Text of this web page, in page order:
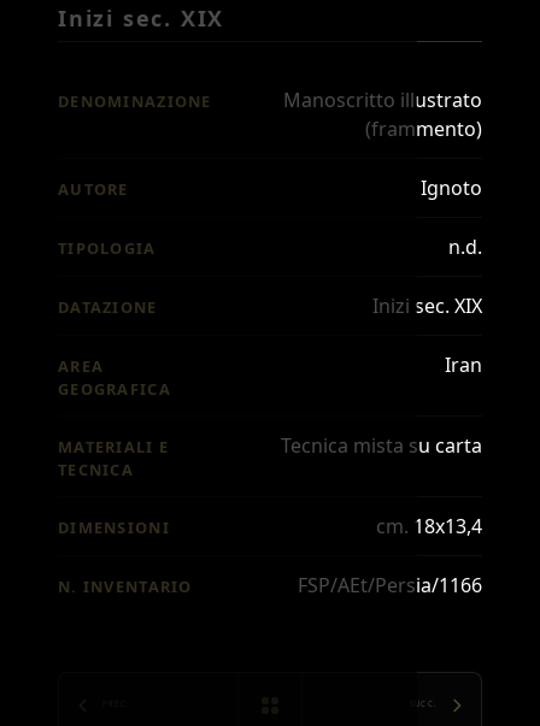
Inizi sec. XIX
DENOMINAZIONE
Manoscritto illustrato
(frammento)
AUTORE Ignoto
TIPOLOGIA n.d.
DATAZIONE Inizi sec. XIX
AREA
GEOGRAFICA
Iran
MATERIALI E
TECNICA
Tecnica mista su carta
DIMENSIONI cm. 18x13,4
N. INVENTARIO FSP/AEt/Persia/1166
SUCC.